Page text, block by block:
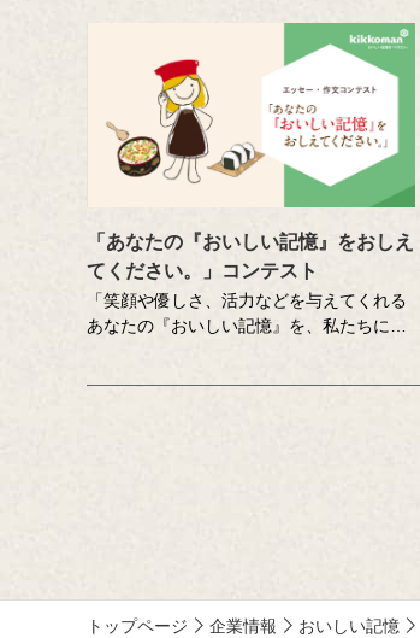
「あなたの『おいしい記憶』をおしえ
てください。」コンテスト
「笑顔や優しさ、活力などを与えてくれる
あなたの『おいしい記憶』を、私たちにお
トップページ 企業情報 おいしい記憶